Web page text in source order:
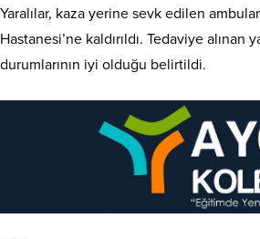
Yaralılar, kaza yerine sevk edilen
Hastanesi’ne kaldırıldı. Tedaviye alınan
durumlarının iyi olduğu belirtildi.